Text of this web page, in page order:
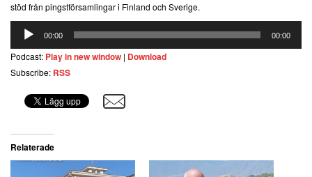
stöd från pingstförsamlingar i Finland och Sverige.
Ljudspelare
00:00 00:00
Podcast: Play in new window | Download
Subscribe: RSS
Relaterade